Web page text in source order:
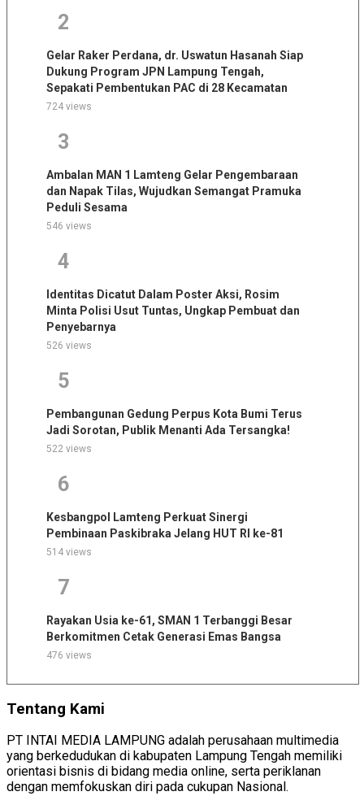
2
Gelar Raker Perdana, dr. Uswatun Hasanah Siap
Dukung Program JPN Lampung Tengah,
Sepakati Pembentukan PAC di 28 Kecamatan
724 views
3
Ambalan MAN 1 Lamteng Gelar Pengembaraan
dan Napak Tilas, Wujudkan Semangat Pramuka
Peduli Sesama
546 views
4
Identitas Dicatut Dalam Poster Aksi, Rosim
Minta Polisi Usut Tuntas, Ungkap Pembuat dan
Penyebarnya
526 views
5
Pembangunan Gedung Perpus Kota Bumi Terus
Jadi Sorotan, Publik Menanti Ada Tersangka!
522 views
6
Kesbangpol Lamteng Perkuat Sinergi
Pembinaan Paskibraka Jelang HUT RI ke-81
514 views
7
Rayakan Usia ke-61, SMAN 1 Terbanggi Besar
Berkomitmen Cetak Generasi Emas Bangsa
476 views
Tentang Kami
PT INTAI MEDIA LAMPUNG adalah perusahaan multimedia
yang berkedudukan di kabupaten Lampung Tengah memiliki
orientasi bisnis di bidang media online, serta periklanan
dengan memfokuskan diri pada cukupan Nasional.